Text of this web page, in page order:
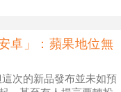
卓」：蘋果地位無
次的新品發布並未如預